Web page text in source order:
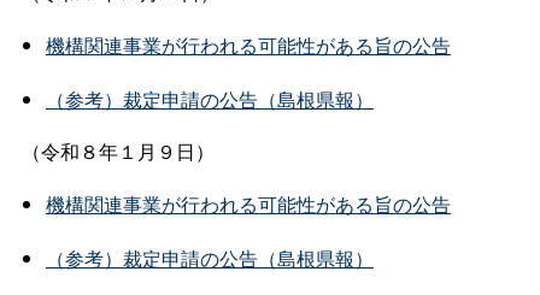
機構関連事業が行われる可能性がある旨の公告
（参考）裁定申請の公告（島根県報）
（令和８年１月９日）
機構関連事業が行われる可能性がある旨の公告
（参考）裁定申請の公告（島根県報）